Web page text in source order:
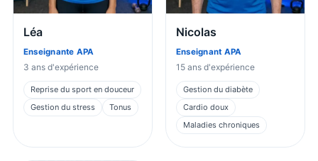
Léa
Enseignante APA
3 ans d'expérience
Reprise du sport en douceur
Gestion du stress
Tonus
Nicolas
Enseignant APA
15 ans d'expérience
Gestion du diabète
Cardio doux
Maladies chroniques